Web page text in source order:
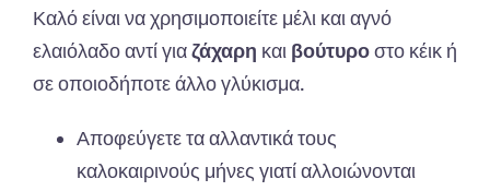
Καλό είναι να χρησιμοποιείτε μέλι και αγνό
ελαιόλαδο αντί γιαζάχαρη και βούτυροστο κέικ ή
σε οποιοδήποτε άλλο γλύκισμα.
Αποφεύγετε τα αλλαντικά τους
καλοκαιρινούς μήνες γιατί αλλοιώνονται